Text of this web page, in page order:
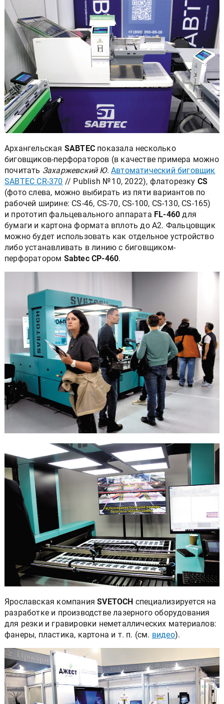
Архангельская SABTEC показала несколько
биговщиков-перфораторов (в качестве примера можно
почитать Захаржевский Ю.Автоматический биговщик
SABTEC CR-370 // Publish № 10, 2022), флаторезку CS
(фото слева, можно выбирать из пяти вариантов по
рабочей ширине: CS-46, CS-70, CS-100, CS-130, CS-165)
и прототип фальцевального аппарата FL-460 для
бумаги и картона формата вплоть до А2. Фальцовщик
можно будет использовать как отдельное устройство
либо устанавливать в линию с биговщиком-
перфоратором Sabtec CP-460.
Ярославская компанияSVETOCH специализируется на
разработке и производстве лазерного оборудования
для резки и гравировки неметаллических материалов:
фанеры, пластика, картона и т. п. (см. видео).